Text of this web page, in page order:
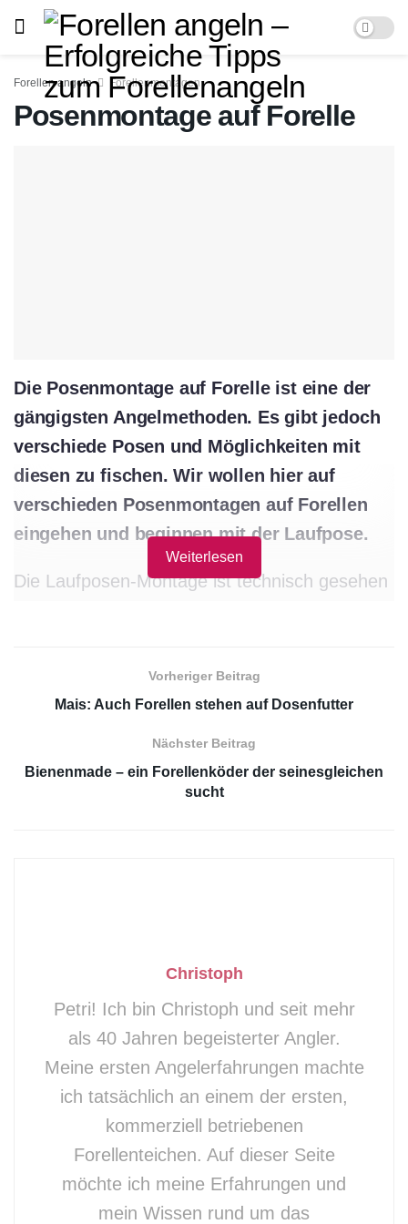
Forellen angeln Forellenmontagen
Posenmontage auf Forelle
Die Posenmontage auf Forelle ist eine der
gängigsten Angelmethoden. Es gibt jedoch
verschiede Posen und Möglichkeiten mit
diesen zu fischen. Wir wollen hier auf
verschieden Posenmontagen auf Forellen
eingehen und beginnen mit der Laufpose.
Die Laufposen-Montage ist technisch gesehen
Posen Angeln eröffnet dem Angler viele
Möglichkeiten den Köder in den
Es ist nicht von der Hand zu weisen, dass das
Posenfischen nicht nur für Jungangler eine
plötzlich vollständig ab: Du wartest kurz und
Widerstand, sondern auch Deinen Puls. Der
Fang einer schönen Forelle beim Posen angeln
gehört sicher zu den unvergesslichen
Laufposen beim Forellenangeln
Weiterlesen
Vorheriger Beitrag
Mais: Auch Forellen stehen auf Dosenfutter
Nächster Beitrag
Bienenmade – ein Forellenköder der seinesgleichen
sucht
Christoph
Petri! Ich bin Christoph und seit mehr
als 40 Jahren begeisterter Angler.
Meine ersten Angelerfahrungen machte
ich tatsächlich an einem der ersten,
kommerziell betriebenen
Forellenteichen. Auf dieser Seite
möchte ich meine Erfahrungen und
mein Wissen rund um das